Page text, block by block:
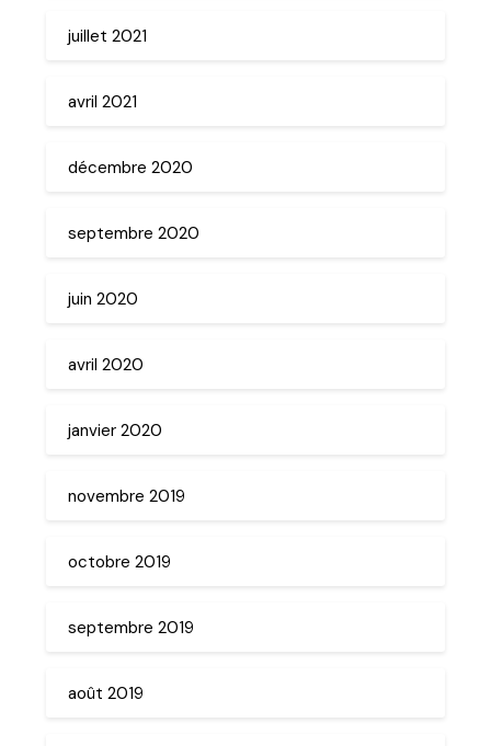
juillet 2021
avril 2021
décembre 2020
septembre 2020
juin 2020
avril 2020
janvier 2020
novembre 2019
octobre 2019
septembre 2019
août 2019